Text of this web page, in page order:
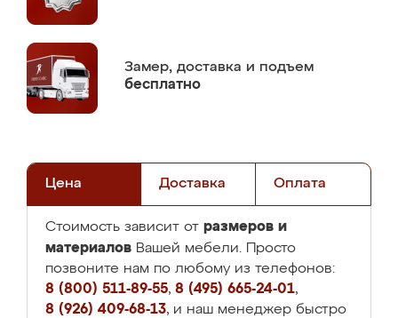
Замер, доставка и подъем
бесплатно
Цена Доставка Оплата
Стоимость зависит от размеров и
материалов Вашей мебели. Просто
позвоните нам по любому из телефонов:
8 (800) 511-89-55, 8 (495) 665-24-01,
8 (926) 409-68-13, и наш менеджер быстро